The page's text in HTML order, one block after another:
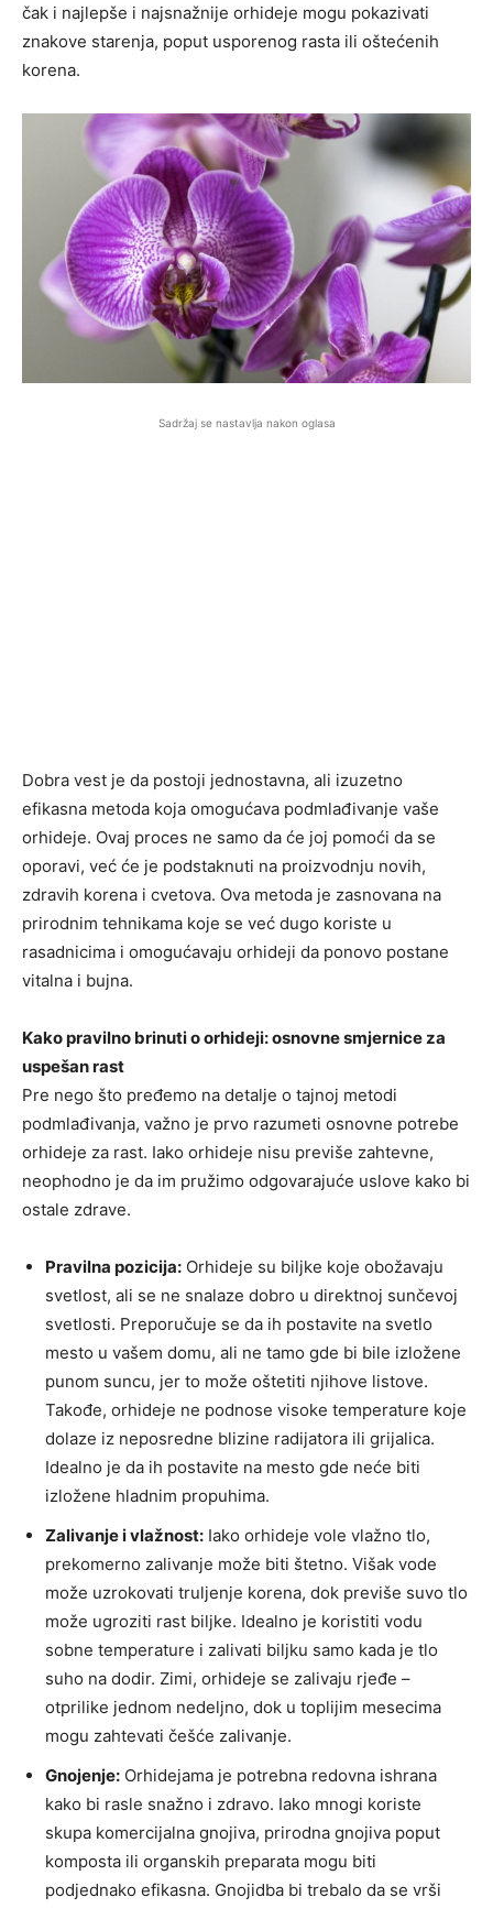
čak i najlepše i najsnažnije orhideje mogu pokazivati
znakove starenja, poput usporenog rasta ili oštećenih
korena.
Sadržaj se nastavlja nakon oglasa
Dobra vest je da postoji jednostavna, ali izuzetno
efikasna metoda koja omogućava podmlađivanje vaše
orhideje. Ovaj proces ne samo da će joj pomoći da se
oporavi, već će je podstaknuti na proizvodnju novih,
zdravih korena i cvetova. Ova metoda je zasnovana na
prirodnim tehnikama koje se već dugo koriste u
rasadnicima i omogućavaju orhideji da ponovo postane
vitalna i bujna.
Kako pravilno brinuti o orhideji: osnovne smjernice za
uspešan rast
Pre nego što pređemo na detalje o tajnoj metodi
podmlađivanja, važno je prvo razumeti osnovne potrebe
orhideje za rast. Iako orhideje nisu previše zahtevne,
neophodno je da im pružimo odgovarajuće uslove kako bi
ostale zdrave.
Pravilna pozicija: Orhideje su biljke koje obožavaju
svetlost, ali se ne snalaze dobro u direktnoj sunčevoj
svetlosti. Preporučuje se da ih postavite na svetlo
mesto u vašem domu, ali ne tamo gde bi bile izložene
punom suncu, jer to može oštetiti njihove listove.
Takođe, orhideje ne podnose visoke temperature koje
dolaze iz neposredne blizine radijatora ili grijalica.
Idealno je da ih postavite na mesto gde neće biti
izložene hladnim propuhima.
Zalivanje i vlažnost: Iako orhideje vole vlažno tlo,
prekomerno zalivanje može biti štetno. Višak vode
može uzrokovati truljenje korena, dok previše suvo tlo
može ugroziti rast biljke. Idealno je koristiti vodu
sobne temperature i zalivati biljku samo kada je tlo
suho na dodir. Zimi, orhideje se zalivaju rjeđe –
otprilike jednom nedeljno, dok u toplijim mesecima
mogu zahtevati češće zalivanje.
Gnojenje: Orhidejama je potrebna redovna ishrana
kako bi rasle snažno i zdravo. Iako mnogi koriste
skupa komercijalna gnojiva, prirodna gnojiva poput
komposta ili organskih preparata mogu biti
podjednako efikasna. Gnojidba bi trebalo da se vrši